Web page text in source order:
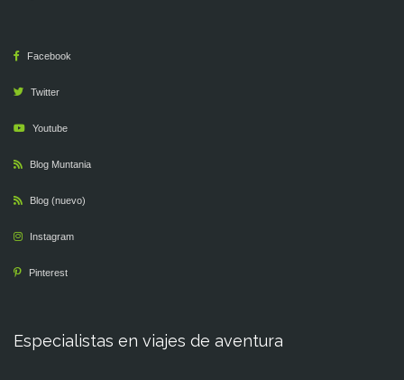
Facebook
Twitter
Youtube
Blog Muntania
Blog (nuevo)
Instagram
Pinterest
Especialistas en viajes de aventura